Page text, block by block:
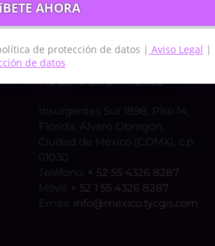
TYC GIS AMÉRICA – MÉXICO
Insurgentes Sur 1898, Piso 14,
Florida, Álvaro Obregón,
Ciudad de México (CDMX), c.p.
01030
Teléfono: + 52 55 4326 8287
Móvil: + 52 1 55 4326 8287
Email: info@mexico.tycgis.com
de protección de datos | Aviso Legal |
de datos